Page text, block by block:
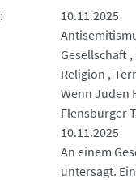
10.11.2025
Gesellschaft
Religion
Wenn Juden
Flensburger
10.11.2025
An einem
untersagt.